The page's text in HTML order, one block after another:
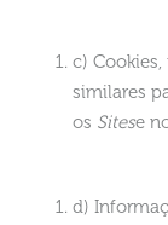
c)
similares
os Sitese
d)